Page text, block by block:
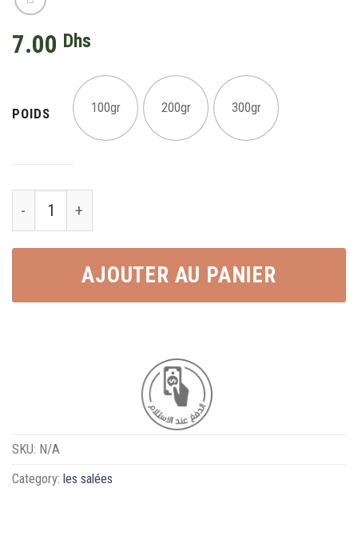
7.00 Dhs
POIDS 100gr 200gr 300gr
AJOUTER AU PANIER
SKU: N/A
Category: les salées